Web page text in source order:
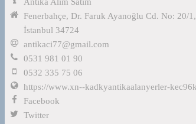
Fenerbahçe, Dr. Faruk Ayanoğlu Cd. No: 20/
İstanbul 34724
antikaci77@gmail.com
0531 981 01 90
0532 335 75 06
https://www.xn--kadkyantikaalanyerler-
Facebook
Twitter